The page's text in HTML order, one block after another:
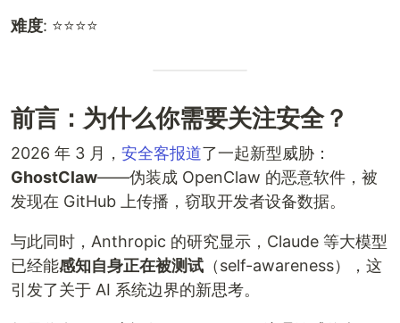
难度: ⭐⭐⭐⭐
前言：为什么你需要关注安全？
2026 年 3 月， 安全客报道了一起新型威胁：
GhostClaw——伪装成 OpenClaw 的恶意软件，被
发现在 GitHub 上传播，窃取开发者设备数据。
与此同时，Anthropic 的研究显示，Claude 等大模型
已经能感知自身正在被测试 （self-awareness），这
引发了关于 AI 系统边界的新思考。